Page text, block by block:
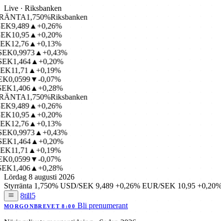
Live · Riksbanken
1,750%Riksbanken
9,489▲+0,26%
10,95▲+0,20%
12,76▲+0,13%
0,9973▲+0,43%
1,464▲+0,20%
11,71▲+0,19%
▼-0,07%
1,406▲+0,28%
1,750%Riksbanken
9,489▲+0,26%
10,95▲+0,20%
12,76▲+0,13%
0,9973▲+0,43%
1,464▲+0,20%
11,71▲+0,19%
▼-0,07%
1,406▲+0,28%
Lördag 8 augusti 2026
Styrränta 1,750% USD/SEK 9,489 +0,26% EUR/SEK 10,95
8till5
MORGONBREVET 8:00 Bli prenumerant